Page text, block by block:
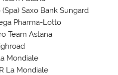
Saxo Bank Sungard
Pharma-Lotto
Team Astana
Mondiale
La Mondiale